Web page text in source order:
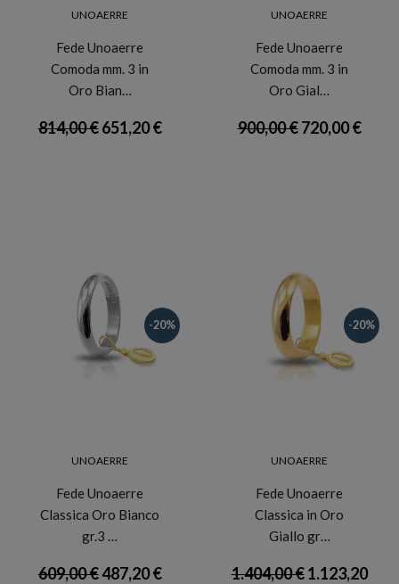
UNOAERRE
Fede Unoaerre
Comoda mm. 3 in
Oro Bian…
814,00 €651,20 €
UNOAERRE
Fede Unoaerre
Comoda mm. 3 in
Oro Gial…
900,00 €720,00 €
-20%
UNOAERRE
Fede Unoaerre
Classica Oro Bianco
gr.3 …
609,00 €487,20 €
-20%
UNOAERRE
Fede Unoaerre
Classica in Oro
Giallo gr…
1.404,00 €1.123,20